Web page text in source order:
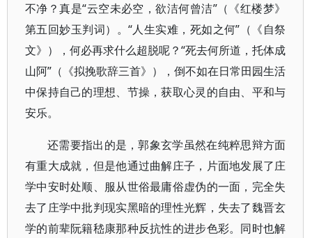
不净？真是“云空未必空，欲洁何曾洁”（《红楼梦》
第五回妙玉判词）。“人生实难，死如之何”（《自祭
文》），何必再求什么超脱呢？“死去何所道，托体成
山阿”（《拟挽歌辞三首》），倒不如在日常田园生活
中保持自己的理想、节操，获取心灵的自由、平和与
安乐。
还需要指出的是，郭象玄学虽然在纯粹思辩方面
有重大成就，但是他通过曲解庄子，片面地发展了庄
学中安时处顺、服从世俗最庸俗虚伪的一面，完全失
去了庄学中批判现实黑暗的理性光辉，失去了魏晋玄
学的前辈阮籍嵇康那种反抗性的进步色彩。同时也解